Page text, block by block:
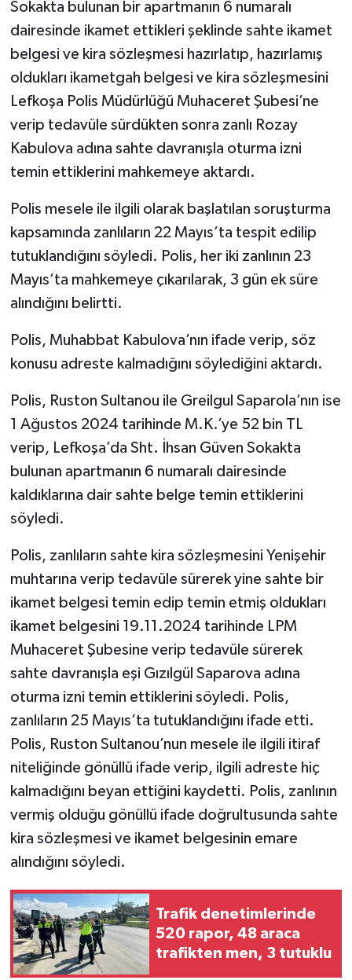
Sokakta bulunan bir apartmanın 6 numaralı
dairesinde ikamet ettikleri şeklinde sahte ikamet
belgesi ve kira sözleşmesi hazırlatıp, hazırlamış
oldukları ikametgah belgesi ve kira sözleşmesini
Lefkoşa Polis Müdürlüğü Muhaceret Şubesi’ne
verip tedavüle sürdükten sonra zanlı Rozay
Kabulova adına sahte davranışla oturma izni
temin ettiklerini mahkemeye aktardı.
Polis mesele ile ilgili olarak başlatılan soruşturma
kapsamında zanlıların 22 Mayıs’ta tespit edilip
tutuklandığını söyledi. Polis, her iki zanlının 23
Mayıs’ta mahkemeye çıkarılarak, 3 gün ek süre
alındığını belirtti.
Polis, Muhabbat Kabulova’nın ifade verip, söz
konusu adreste kalmadığını söylediğini aktardı.
Polis, Ruston Sultanou ile Greilgul Saparola’nın ise
1 Ağustos 2024 tarihinde M.K.’ye 52 bin TL
verip, Lefkoşa’da Sht. İhsan Güven Sokakta
bulunan apartmanın 6 numaralı dairesinde
kaldıklarına dair sahte belge temin ettiklerini
söyledi.
Polis, zanlıların sahte kira sözleşmesini Yenişehir
muhtarına verip tedavüle sürerek yine sahte bir
ikamet belgesi temin edip temin etmiş oldukları
ikamet belgesini 19.11.2024 tarihinde LPM
Muhaceret Şubesine verip tedavüle sürerek
sahte davranışla eşi Gızılgül Saparova adına
oturma izni temin ettiklerini söyledi. Polis,
zanlıların 25 Mayıs’ta tutuklandığını ifade etti.
Polis, Ruston Sultanou’nun mesele ile ilgili itiraf
niteliğinde gönüllü ifade verip, ilgili adreste hiç
kalmadığını beyan ettiğini kaydetti. Polis, zanlının
vermiş olduğu gönüllü ifade doğrultusunda sahte
kira sözleşmesi ve ikamet belgesinin emare
alındığını söyledi.
Trafik denetimlerinde
520 rapor, 48 araca
trafikten men, 3 tutuklu